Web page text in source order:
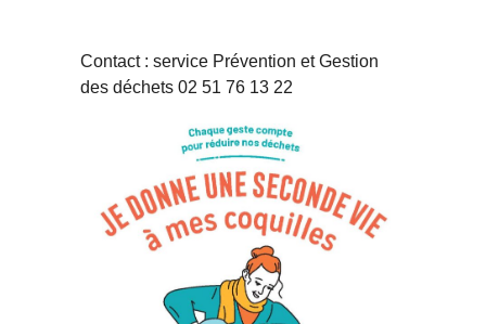
Contact : service Prévention et Gestion
des déchets 02 51 76 13 22